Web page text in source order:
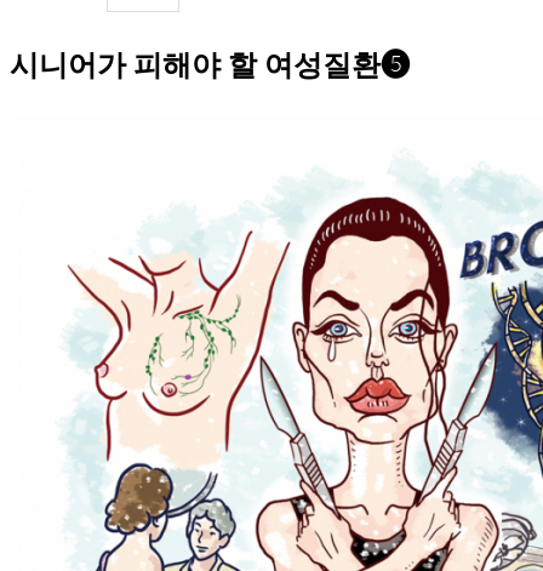
시니어가 피해야 할 여성질환❺